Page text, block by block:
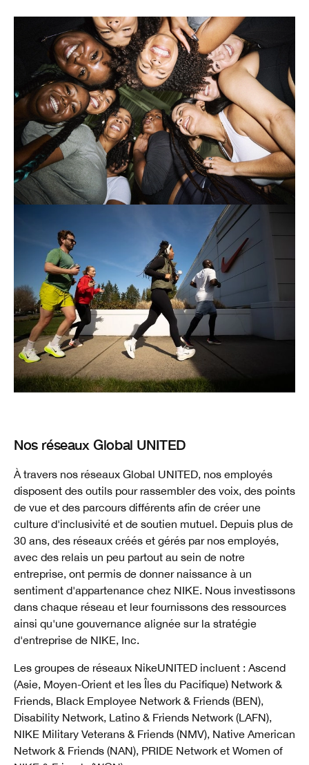
Nos réseaux Global UNITED
À travers nos réseaux Global UNITED, nos employés
disposent des outils pour rassembler des voix, des points
de vue et des parcours différents afin de créer une
culture d'inclusivité et de soutien mutuel. Depuis plus de
30 ans, des réseaux créés et gérés par nos employés,
avec des relais un peu partout au sein de notre
entreprise, ont permis de donner naissance à un
sentiment d'appartenance chez NIKE. Nous investissons
dans chaque réseau et leur fournissons des ressources
ainsi qu'une gouvernance alignée sur la stratégie
d'entreprise de NIKE, Inc.
Les groupes de réseaux NikeUNITED incluent : Ascend
(Asie, Moyen-Orient et les Îles du Pacifique) Network &
Friends, Black Employee Network & Friends (BEN),
Disability Network, Latino & Friends Network (LAFN),
NIKE Military Veterans & Friends (NMV), Native American
Network & Friends (NAN), PRIDE Network et Women of